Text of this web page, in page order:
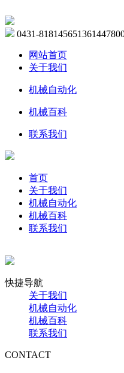
0431-81814565
网站首页
关于我们
机械自动化
机械百科
联系我们
首页
关于我们
机械自动化
机械百科
联系我们
快捷导航
关于我们
机械自动化
机械百科
联系我们
CONTACT